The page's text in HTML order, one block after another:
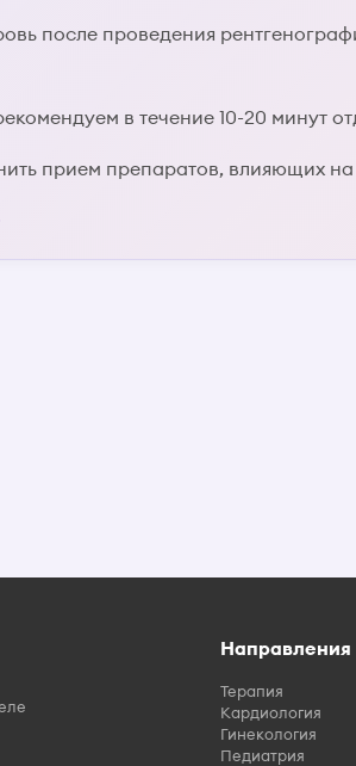
после проведения
в течение 10-20 минут
прием препаратов, влияющих
Направления
Терапия
Кардиология
Гинекология
Педиатрия